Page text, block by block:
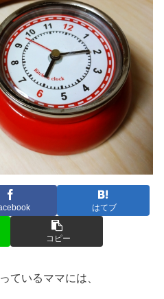
はてブ
コピー
ているママには、